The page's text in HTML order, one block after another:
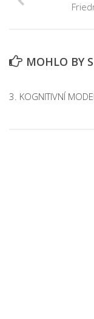
MOHLO BY
3. KOGNITIVNÍ